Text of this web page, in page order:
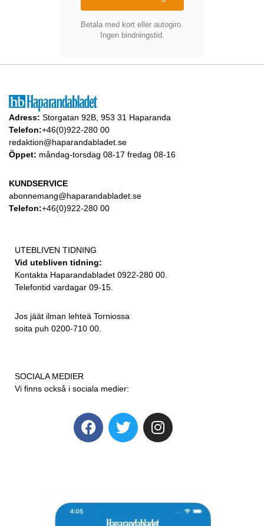
Betala med kort eller autogiro.
Ingen bindningstid.
Adress: Storgatan 92B, 953 31 Haparanda
Telefon:+46(0)922-280 00
redaktion@haparandabladet.se
Öppet: måndag-torsdag 08-17 fredag 08-16
KUNDSERVICE
abonnemang@haparandabladet.se
Telefon:+46(0)922-280 00
UTEBLIVEN TIDNING
Vid utebliven tidning:
Kontakta Haparandabladet 0922-280 00.
Telefontid vardagar 09-15.
Jos jäät ilman lehteä Torniossa
soita puh 0200-710 00.
SOCIALA MEDIER
Vi finns också i sociala medier: